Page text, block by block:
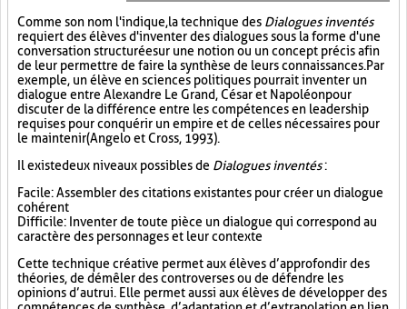
Comme son nom l'indique, la technique des Dialogues inventés
requiert des élèves d'inventer des dialogues sous la forme d'une
conversation structurée sur une notion ou un concept précis afin
de leur permettre de faire la synthèse de leurs connaissances. Par
exemple, un élève en sciences politiques pourrait inventer un
dialogue entre Alexandre Le Grand, César et Napoléon pour
discuter de la différence entre les compétences en leadership
requises pour conquérir un empire et de celles nécessaires pour
le maintenir (Angelo et Cross, 1993).
Il existe deux niveaux possibles de Dialogues inventés:
Facile : Assembler des citations existantes pour créer un dialogue
cohérent
Difficile : Inventer de toute pièce un dialogue qui correspond au
caractère des personnages et leur contexte
Cette technique créative permet aux élèves d’approfondir des
théories, de démêler des controverses ou de défendre les
opinions d’autrui. Elle permet aussi aux élèves de développer des